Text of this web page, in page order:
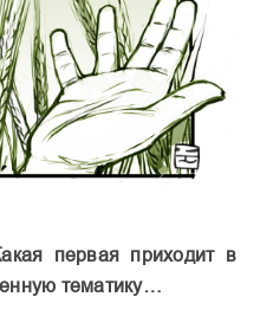
первая приходит в
тематику…